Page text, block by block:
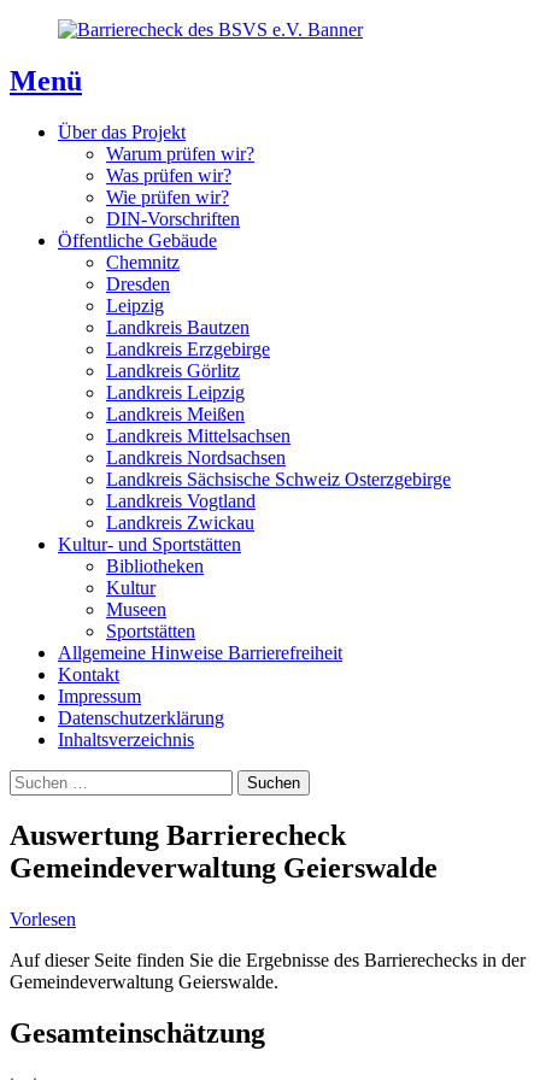
Inhaltsverzeichnis
Kontaktseite
Inhalt
Menü
Über das Projekt
Warum prüfen wir?
Was prüfen wir?
Wie prüfen wir?
DIN-Vorschriften
Öffentliche Gebäude
Chemnitz
Dresden
Leipzig
Landkreis Bautzen
Landkreis Erzgebirge
Landkreis Görlitz
Landkreis Leipzig
Landkreis Meißen
Landkreis Mittelsachsen
Landkreis Nordsachsen
Landkreis Sächsische Schweiz Osterzgebirge
Landkreis Vogtland
Landkreis Zwickau
Kultur- und Sportstätten
Bibliotheken
Kultur
Museen
Sportstätten
Allgemeine Hinweise Barrierefreiheit
Kontakt
Impressum
Datenschutzerklärung
Inhaltsverzeichnis
Suche
Suchen
nach:
Auswertung Barrierecheck
Gemeindeverwaltung Geierswalde
Vorlesen
Auf dieser Seite finden Sie die Ergebnisse des Barrierechecks in der
Gemeindeverwaltung Geierswalde.
Gesamteinschätzung